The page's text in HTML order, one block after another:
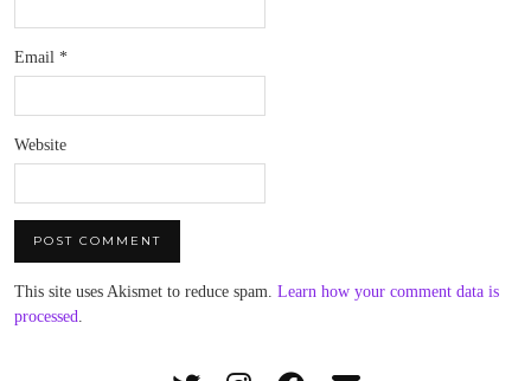
Email *
Website
This site uses Akismet to reduce spam. Learn how your comment data is
processed.